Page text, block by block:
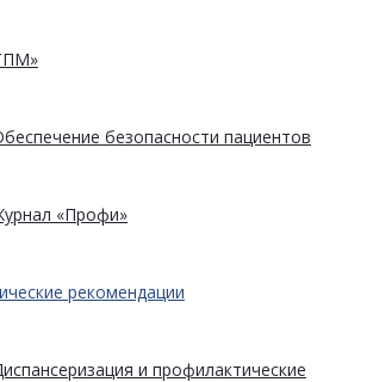
безопасности пациентов
«Профи»
рекомендации
и профилактические